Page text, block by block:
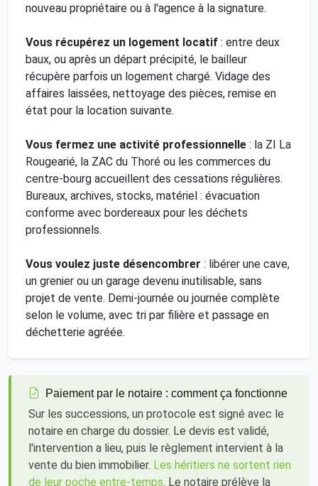
nouveau propriétaire ou à l'agence à la signature.
Vous récupérez un logement locatif : entre deux
baux, ou après un départ précipité, le bailleur
récupère parfois un logement chargé. Vidage des
affaires laissées, nettoyage des pièces, remise en
état pour la location suivante.
Vous fermez une activité professionnelle : la ZI La
Rougearié, la ZAC du Thoré ou les commerces du
centre-bourg accueillent des cessations régulières.
Bureaux, archives, stocks, matériel : évacuation
conforme avec bordereaux pour les déchets
professionnels.
Vous voulez juste désencombrer : libérer une cave,
un grenier ou un garage devenu inutilisable, sans
projet de vente. Demi-journée ou journée complète
selon le volume, avec tri par filière et passage en
déchetterie agréée.
Paiement par le notaire : comment ça fonctionne
Sur les successions, un protocole est signé avec le
notaire en charge du dossier. Le devis est validé,
l'intervention a lieu, puis le règlement intervient à la
vente du bien immobilier. Les héritiers ne sortent rien
de leur poche entre-temps. Le notaire prélève la